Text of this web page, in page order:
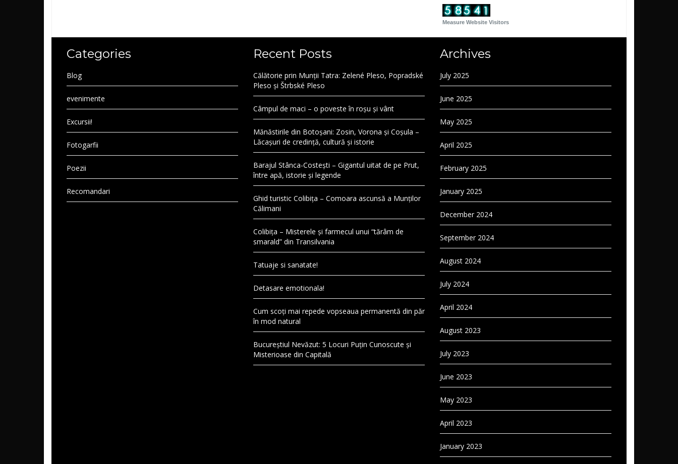
Measure Website Visitors
Categories
Blog
evenimente
Excursii!
Fotogarfii
Poezii
Recomandari
Recent Posts
Călătorie prin Munții Tatra: Zelené Pleso, Popradské
Pleso și Štrbské Pleso
Câmpul de maci – o poveste în roșu și vânt
Mănăstirile din Botoșani: Zosin, Vorona și Coșula –
Lăcașuri de credință, cultură și istorie
Barajul Stânca-Costești – Gigantul uitat de pe Prut,
între apă, istorie și legende
Ghid turistic Colibița – Comoara ascunsă a Munților
Călimani
Colibița – Misterele și farmecul unui “tărâm de
smarald” din Transilvania
Tatuaje si sanatate!
Detasare emotionala!
Cum scoți mai repede vopseaua permanentă din păr
în mod natural
Bucureștiul Nevăzut: 5 Locuri Puțin Cunoscute și
Misterioase din Capitală
Archives
July 2025
June 2025
May 2025
April 2025
February 2025
January 2025
December 2024
September 2024
August 2024
July 2024
April 2024
August 2023
July 2023
June 2023
May 2023
April 2023
January 2023